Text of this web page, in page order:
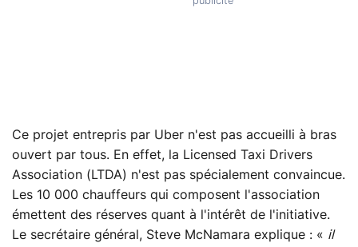
Ce projet entrepris par Uber n'est pas accueilli à bras
ouvert par tous. En effet, la Licensed Taxi Drivers
Association (LTDA) n'est pas spécialement convaincue.
Les 10 000 chauffeurs qui composent l'association
émettent des réserves quant à l'intérêt de l'initiative.
Le secrétaire général, Steve McNamara explique : « il